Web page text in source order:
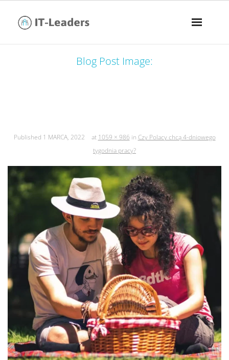
Blog Post Image:
Published 1 MARCA, 2022 at 1059 × 986 in Czy Polacy chcą 4-dniowego
tygodnia pracy?